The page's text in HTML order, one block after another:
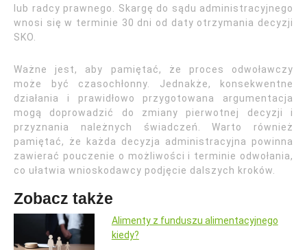
lub radcy prawnego. Skargę do sądu administracyjnego
wnosi się w terminie 30 dni od daty otrzymania decyzji
SKO.
Ważne jest, aby pamiętać, że proces odwoławczy
może być czasochłonny. Jednakże, konsekwentne
działania i prawidłowo przygotowana argumentacja
mogą doprowadzić do zmiany pierwotnej decyzji i
przyznania należnych świadczeń. Warto również
pamiętać, że każda decyzja administracyjna powinna
zawierać pouczenie o możliwości i terminie odwołania,
co ułatwia wnioskodawcy podjęcie dalszych kroków.
Zobacz także
Alimenty z funduszu alimentacyjnego
kiedy?